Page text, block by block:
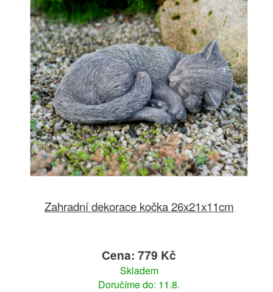
Zahradní dekorace kočka 26x21x11cm
Cena: 779 Kč
Skladem
Doručíme do: 11.8.